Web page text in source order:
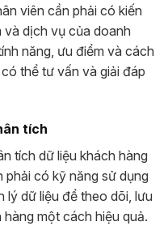
viên cần phải có kiến
dịch vụ của doanh
năng, ưu điểm và cách
thể tư vấn và giải đáp
tích
tích dữ liệu khách hàng
phải có kỹ năng sử dụng
lý dữ liệu để theo dõi, lưu
một cách hiệu quả.